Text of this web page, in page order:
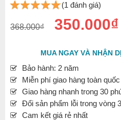
(1 đánh giá)
368.000₫ 350.000₫
MUA NGAY VÀ NHẬN
Bảo hành: 2 năm
Miễn phí giao hàng toàn quốc
Giao hàng nhanh trong 30
Đổi sản phẩm lỗi trong vòng
Cam kết giá rẻ nhất